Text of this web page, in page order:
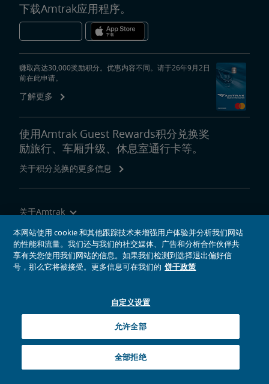
下载Amtrak应用程序。
赚取高达30,000奖励积分。优惠内容不同。请于26年9月2日
前在此申请。
了解更多
使用Amtrak Guest Rewards积分兑换奖
励旅行、车厢升级、休息室通行卡等。
关于积分兑换的更多信息
关于Amtrak
乘坐Amtrak列车旅行
网站工具
Amtrak的Facebook主页将在新窗口中打开
Amtrak的Twitter主页将在新窗口中打开
Amtrak的Instagram主页将在新窗口中打开
Amtrak的Linkedin主页将在新窗口中打开
Amtrak的YouTube主页将在新窗口中打开
Pinterest将在新窗口中打开
© 2026National Railroad Passenger Corporation
本网站使用 cookie 和其他跟踪技术来增强用户体验并分析我们网站
的性能和流量。我们还与我们的社交媒体、广告和分析合作伙伴共
享有关您使用我们网站的信息。如果我们检测到选择退出偏好信
号，那么它将被接受。更多信息可在我们的 饼干政策
自定义设置
全部拒绝
允许全部